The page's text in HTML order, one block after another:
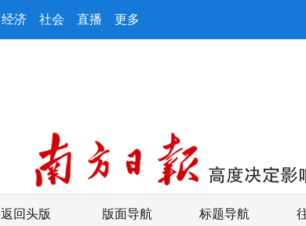
经济 社会 直播 更多
返回头版 版面导航 标题导航